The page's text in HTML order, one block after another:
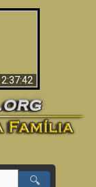
2:37:42
🔍